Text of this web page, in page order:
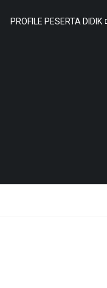
PROFILE PESERTA DIDIK